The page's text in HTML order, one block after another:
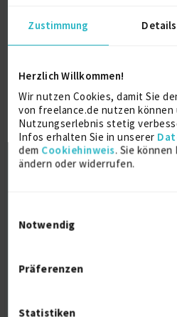
Zustimmung Details
Herzlich Willkommen!
Wir nutzen Cookies, damit Sie
von freelance.de nutzen können
Nutzungserlebnis stetig
Infos erhalten Sie in unserer
dem Cookiehinweis. Sie
ändern oder widerrufen.
Notwendig
Präferenzen
Statistiken
Zertifizierter DMAIC
Prozessberatung
D-58256 Ennepetal